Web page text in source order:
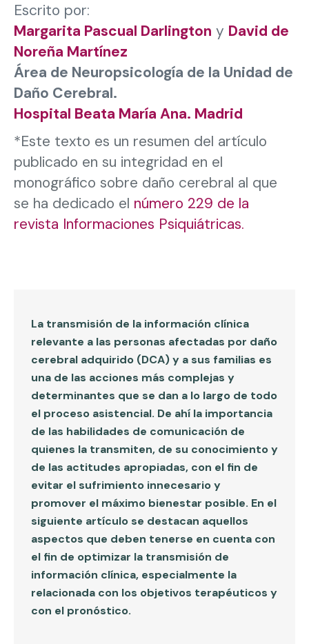
Escrito por:
Margarita Pascual Darlington y David de
Noreña Martínez
Área de Neuropsicología de la Unidad de
Daño Cerebral.
Hospital Beata María Ana. Madrid
*Este texto es un resumen del artículo
publicado en su integridad en el
monográfico sobre daño cerebral al que
se ha dedicado el número 229 de la
revista Informaciones Psiquiátricas.
La transmisión de la información clínica
relevante a las personas afectadas por daño
cerebral adquirido (DCA) y a sus familias es
una de las acciones más complejas y
determinantes que se dan a lo largo de todo
el proceso asistencial. De ahí la importancia
de las habilidades de comunicación de
quienes la transmiten, de su conocimiento y
de las actitudes apropiadas, con el fin de
evitar el sufrimiento innecesario y
promover el máximo bienestar posible. En el
siguiente artículo se destacan aquellos
aspectos que deben tenerse en cuenta con
el fin de optimizar la transmisión de
información clínica, especialmente la
relacionada con los objetivos terapéuticos y
con el pronóstico.